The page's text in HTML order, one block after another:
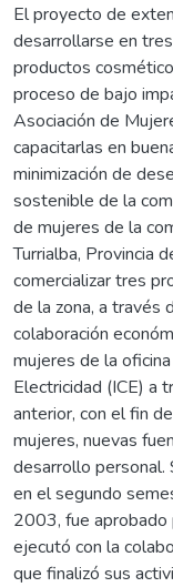
El proyecto de
desarrollarse en
productos
proceso de bajo
Asociación de
capacitarlas en
minimización de
sostenible de la
de mujeres de la
Turrialba, Provincia
comercializar tres
de la zona, a través
colaboración
mujeres de la
Electricidad (ICE) a
anterior, con el fin
mujeres, nuevas
desarrollo personal.
en el segundo
2003, fue aprobado
ejecutó con la
que finalizó sus